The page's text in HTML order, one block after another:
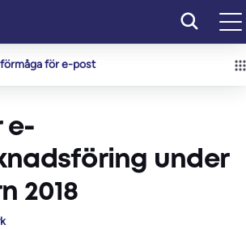
för e-post
e-
under
2018